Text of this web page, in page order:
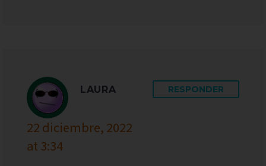
LAURA
22 diciembre, 2022
at 3:34
RESPONDER